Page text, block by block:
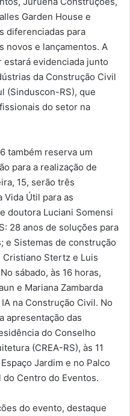
Garden House e
diferenciadas para
novos e lançamentos. A
evidenciada junto
da Construção Civil
(Sinduscon-RS), que
do setor na
também reserva um
para a realização de
15, serão três
Vida Útil para as
doutora Luciani Somensi
28 anos de soluções para
e Sistemas de construção
Cristiano Stertz e Luis
sábado, às 16 horas,
e Mariana Zambarda
na Construção Civil. No
apresentação das
do Conselho
(CREA-RS), às 11
Jardim e no Palco
Centro do Eventos.
do evento, destaque